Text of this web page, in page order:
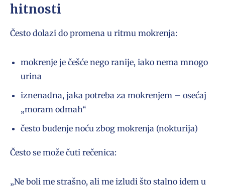
hitnosti
Često dolazi do promena u ritmu mokrenja:
mokrenje je češće nego ranije, iako nema mnogo
urina
iznenadna, jaka potreba za mokrenjem – osećaj
„moram odmah“
često buđenje noću zbog mokrenja (nokturija)
Često se može čuti rečenica:
„Ne boli me strašno, ali me izludi što stalno idem u